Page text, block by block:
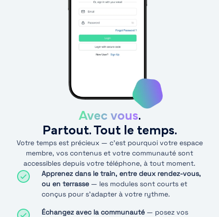
Avec vous.
Partout. Tout le temps.
Votre temps est précieux — c’est pourquoi votre espace
membre, vos contenus et votre communauté sont
accessibles depuis votre téléphone, à tout moment.
Apprenez dans le train, entre deux rendez-vous,
ou en terrasse — les modules sont courts et
conçus pour s'adapter à votre rythme.
Échangez avec la communauté — posez vos